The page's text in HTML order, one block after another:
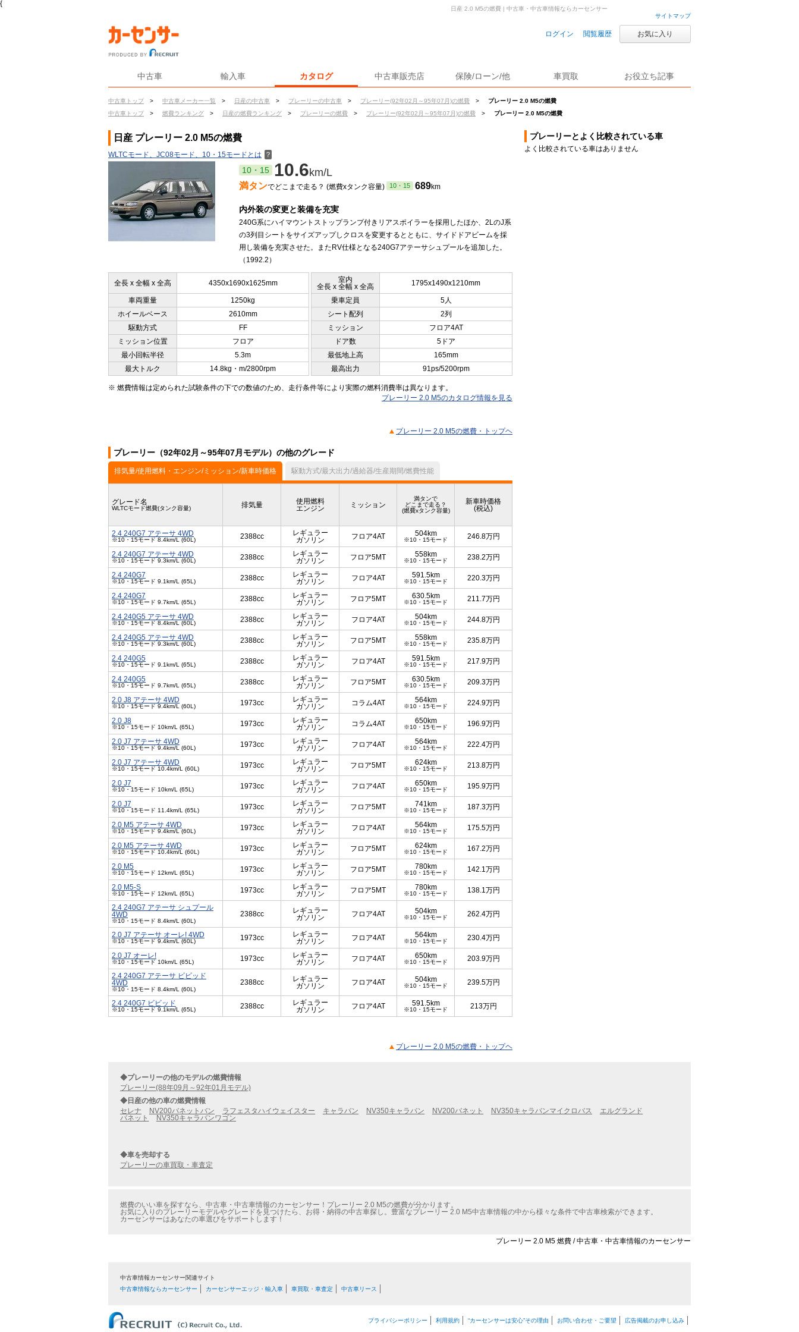
{
サイトマップ
ログイン 閲覧履歴 お気に入り
中古車 輸入車 カタログ 中古車販売店 保険/ローン/他 車買取 お役立ち記事
中古車トップ > 中古車メーカー一覧 > 日産の中古車 > プレーリーの中古車 > プレーリー(92年02月～95年07月)の燃費 >
プレーリー 2.0 M5の燃費
中古車トップ
> 燃費ランキング > 日産の燃費ランキング > プレーリーの燃費 > プレーリー(92年02月～95年07月)の燃費 > プレーリー 2.0 M5の燃費
日産 2.0 M5の燃費 | 中古車・中古車情報ならカーセンサー
日産 プレーリー 2.0 M5の燃費
WLTCモード、JC08モード、10・15モードとは ？
10・15 10.6km/L
満タンでどこまで走る？ (燃費xタンク容量) 10・15 689km
内外装の変更と装備を充実
240G系にハイマウントストップランプ付きリアスポイラーを採用したほか、2LのJ系
の3列目シートをサイズアップしクロスを変更するとともに、サイドドアビームを採
用し装備を充実させた。またRV仕様となる240G7アテーサシュプールを追加した。
（1992.2）
全長 x 全幅 x 全高 4350x1690x1625mm
室内
全長 x 全幅 x 全高
1795x1490x1210mm
車両重量 1250kg 乗車定員
5人
ホイールベース
2610mm シート配列
2列
駆動方式
FF ミッション
フロア4AT
ミッション位置
フロア ドア数
5ドア
最小回転半径
5.3m 最低地上高
165mm
最大トルク
14.8kg・m/2800rpm 最高出力 91ps/5200rpm
※ 燃費情報は定められた試験条件の下での数値のため、走行条件等により実際の燃料消費率は異なります。
プレーリー 2.0 M5のカタログ情報を見る
プレーリー 2.0 M5の燃費・トップヘ
プレーリー（92年02月～95年07月モデル）の他のグレード
排気量/使用燃料・エンジン/ミッション/新車時価格 駆動方式/最大出力/過給器/生産期間/燃費性能
グレード名
WLTCモード燃費(タンク容量) 排気量
使用燃料
エンジン
ミッション
満タンで
どこまで走る？
(燃費xタンク容量)
新車時価格
(税込)
2.4 240G7 アテーサ 4WD
※10・15モード 8.4km/L (60L) 2388cc
レギュラー
ガソリン
フロア4AT 504km
※10・15モード 246.8万円
2.4 240G7 アテーサ 4WD
※10・15モード 9.3km/L (60L) 2388cc
レギュラー
ガソリン
フロア5MT 558km
※10・15モード 238.2万円
2.4 240G7
※10・15モード 9.1km/L (65L) 2388cc
レギュラー
ガソリン
フロア4AT 591.5km
※10・15モード 220.3万円
2.4 240G7
※10・15モード 9.7km/L (65L) 2388cc
レギュラー
ガソリン
フロア5MT 630.5km
※10・15モード 211.7万円
2.4 240G5 アテーサ 4WD
※10・15モード 8.4km/L (60L) 2388cc
レギュラー
ガソリン
フロア4AT 504km
※10・15モード 244.8万円
2.4 240G5 アテーサ 4WD
※10・15モード 9.3km/L (60L) 2388cc
レギュラー
ガソリン
フロア5MT 558km
※10・15モード 235.8万円
2.4 240G5
※10・15モード 9.1km/L (65L) 2388cc
レギュラー
ガソリン
フロア4AT 591.5km
※10・15モード 217.9万円
2.4 240G5
※10・15モード 9.7km/L (65L) 2388cc
レギュラー
ガソリン
フロア5MT 630.5km
※10・15モード 209.3万円
2.0 J8 アテーサ 4WD
※10・15モード 9.4km/L (60L) 1973cc
レギュラー
ガソリン
コラム4AT 564km
※10・15モード 224.9万円
2.0 J8
※10・15モード 10km/L (65L) 1973cc
レギュラー
ガソリン
コラム4AT 650km
※10・15モード 196.9万円
2.0 J7 アテーサ 4WD
※10・15モード 9.4km/L (60L) 1973cc
レギュラー
ガソリン
フロア4AT 564km
※10・15モード 222.4万円
2.0 J7 アテーサ 4WD
※10・15モード 10.4km/L (60L) 1973cc
レギュラー
ガソリン
フロア5MT 624km
※10・15モード 213.8万円
2.0 J7
※10・15モード 10km/L (65L) 1973cc
レギュラー
ガソリン
フロア4AT 650km
※10・15モード 195.9万円
2.0 J7
※10・15モード 11.4km/L (65L) 1973cc
レギュラー
ガソリン
フロア5MT 741km
※10・15モード 187.3万円
2.0 M5 アテーサ 4WD
※10・15モード 9.4km/L (60L) 1973cc
レギュラー
ガソリン
フロア4AT 564km
※10・15モード 175.5万円
2.0 M5 アテーサ 4WD
※10・15モード 10.4km/L (60L) 1973cc
レギュラー
ガソリン
フロア5MT 624km
※10・15モード 167.2万円
2.0 M5
※10・15モード 12km/L (65L) 1973cc
レギュラー
ガソリン
フロア5MT 780km
※10・15モード 142.1万円
2.0 M5-S
※10・15モード 12km/L (65L) 1973cc
レギュラー
ガソリン
フロア5MT 780km
※10・15モード 138.1万円
2.4 240G7 アテーサ シュプール
4WD
※10・15モード 8.4km/L (60L)
2388cc
レギュラー
ガソリン
フロア4AT 504km
※10・15モード 262.4万円
2.0 J7 アテーサ オーレ! 4WD
※10・15モード 9.4km/L (60L) 1973cc
レギュラー
ガソリン
フロア4AT 564km
※10・15モード 230.4万円
2.0 J7 オーレ!
※10・15モード 10km/L (65L) 1973cc
レギュラー
ガソリン
フロア4AT 650km
※10・15モード 203.9万円
2.4 240G7 アテーサ ビビッド
4WD
※10・15モード 8.4km/L (60L)
2388cc
レギュラー
ガソリン
フロア4AT 504km
※10・15モード 239.5万円
2.4 240G7 ビビッド
※10・15モード 9.1km/L (65L) 2388cc
レギュラー
ガソリン
フロア4AT 591.5km
※10・15モード 213万円
プレーリー 2.0 M5の燃費・トップヘ
プレーリーとよく比較されている車
よく比較されている車はありません
◆プレーリーの他のモデルの燃費情報
プレーリー(88年09月～92年01月モデル)
◆日産の他の車の燃費情報
セレナ
NV200バネットバン ラフェスタハイウェイスター キャラバン NV350キャラバン NV200バネット NV350キャラバンマイクロバス
エルグランド
バネット
NV350キャラバンワゴン
◆車を売却する
プレーリーの車買取・車査定
燃費のいい車を探すなら、中古車・中古車情報のカーセンサー！プレーリー 2.0 M5の燃費が分かります。
お気に入りのプレーリーモデルやグレードを見つけたら、お得・納得の中古車探し。豊富なプレーリー 2.0 M5中古車情報の中から様々な条件で中古車検索ができます。
カーセンサーはあなたの車選びをサポートします！
プレーリー 2.0 M5 燃費 / 中古車・中古車情報のカーセンサー
中古車情報カーセンサー関連サイト
中古車情報ならカーセンサー
カーセンサーエッジ・輸入車 車買取・車査定 中古車リース
プライバシーポリシー 利用規約 “カーセンサーは安心”その理由 お問い合わせ・ご要望 広告掲載のお申し込み